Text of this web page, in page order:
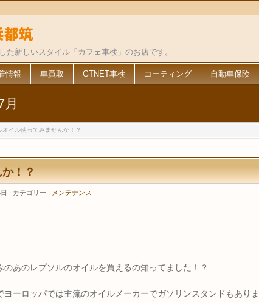
新しいスタイル「カフェ車検」のお店です。
情報 車買取 GTNET車検 コーティング 自動車保険
オイル使ってみませんか！？
！？
カテゴリー : メンテナンス
あのレプソルのオイルを買えるの知ってました！？
ーロッパでは主流のオイルメーカーでガソリンスタンドもありま